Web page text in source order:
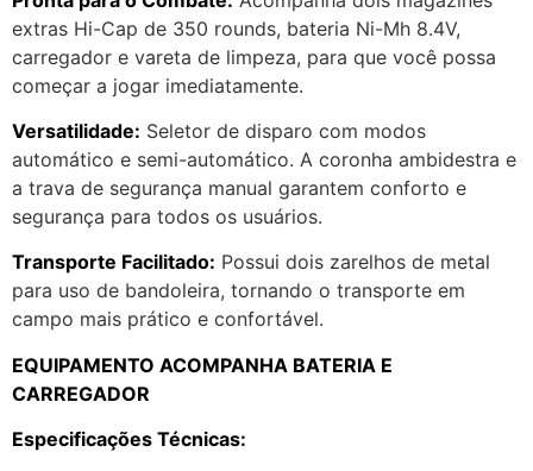
extras Hi-Cap de 350 rounds, bateria Ni-Mh 8.4V,
carregador e vareta de limpeza, para que você possa
começar a jogar imediatamente.
Versatilidade: Seletor de disparo com modos
automático e semi-automático. A coronha ambidestra e
a trava de segurança manual garantem conforto e
segurança para todos os usuários.
Transporte Facilitado: Possui dois zarelhos de metal
para uso de bandoleira, tornando o transporte em
campo mais prático e confortável.
EQUIPAMENTO ACOMPANHA BATERIA E
CARREGADOR
Especificações Técnicas: